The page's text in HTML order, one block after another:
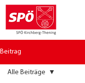
Beitrag
Alle Beiträge